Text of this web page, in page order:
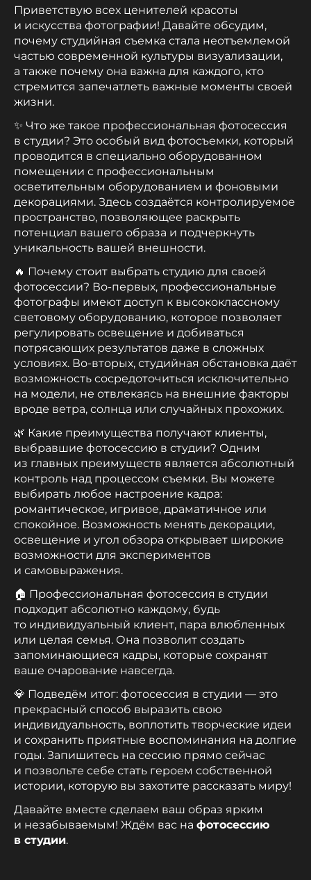
Приветствую всех ценителей красоты
и искусства фотографии! Давайте обсудим,
почему студийная съемка стала неотъемлемой
частью современной культуры визуализации,
а также почему она важна для каждого, кто
стремится запечатлеть важные моменты своей
жизни.
✨ Что же такое профессиональная фотосессия
в студии? Это особый вид фотосъемки, который
проводится в специально оборудованном
помещении с профессиональным
осветительным оборудованием и фоновыми
декорациями. Здесь создаётся контролируемое
пространство, позволяющее раскрыть
потенциал вашего образа и подчеркнуть
уникальность вашей внешности.
🔥 Почему стоит выбрать студию для своей
фотосессии? Во-первых, профессиональные
фотографы имеют доступ к высококлассному
световому оборудованию, которое позволяет
регулировать освещение и добиваться
потрясающих результатов даже в сложных
условиях. Во-вторых, студийная обстановка даёт
возможность сосредоточиться исключительно
на модели, не отвлекаясь на внешние факторы
вроде ветра, солнца или случайных прохожих.
🌿 Какие преимущества получают клиенты,
выбравшие фотосессию в студии? Одним
из главных преимуществ является абсолютный
контроль над процессом съемки. Вы можете
выбирать любое настроение кадра:
романтическое, игривое, драматичное или
спокойное. Возможность менять декорации,
освещение и угол обзора открывает широкие
возможности для экспериментов
и самовыражения.
🏠 Профессиональная фотосессия в студии
подходит абсолютно каждому, будь
то индивидуальный клиент, пара влюбленных
или целая семья. Она позволит создать
запоминающиеся кадры, которые сохранят
ваше очарование навсегда.
💎 Подведём итог: фотосессия в студии — это
прекрасный способ выразить свою
индивидуальность, воплотить творческие идеи
и сохранить приятные воспоминания на долгие
годы. Запишитесь на сессию прямо сейчас
и позвольте себе стать героем собственной
истории, которую вы захотите рассказать миру!
Давайте вместе сделаем ваш образ ярким
и незабываемым! Ждём вас на фотосессию
в студии.